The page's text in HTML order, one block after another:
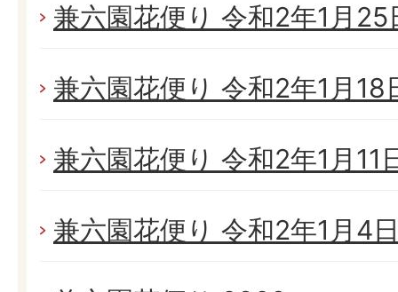
兼六園花便り 令和2年1月
兼六園花便り 令和2年1月18
兼六園花便り 令和2年1月11
兼六園花便り 令和2年1月4